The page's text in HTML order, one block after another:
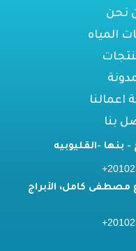
نحن
المياه
اعمالنا
بنا
بنها -القليوبيه
مصطفى كامل، الأبراج